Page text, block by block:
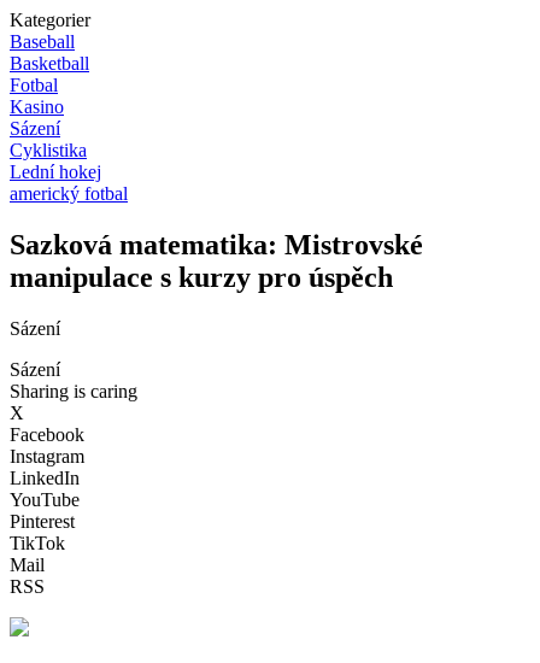
Kategorier
Baseball
Basketball
Fotbal
Kasino
Sázení
Cyklistika
Lední hokej
americký fotbal
Sazková matematika: Mistrovské
manipulace s kurzy pro úspěch
Sázení
Sázení
Sharing is caring
X
Facebook
Instagram
LinkedIn
YouTube
Pinterest
TikTok
Mail
RSS